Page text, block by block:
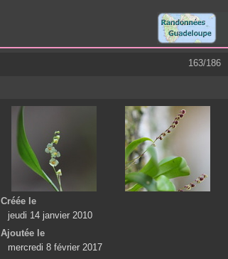
163/186
Créée le
jeudi 14 janvier 2010
Ajoutée le
mercredi 8 février 2017